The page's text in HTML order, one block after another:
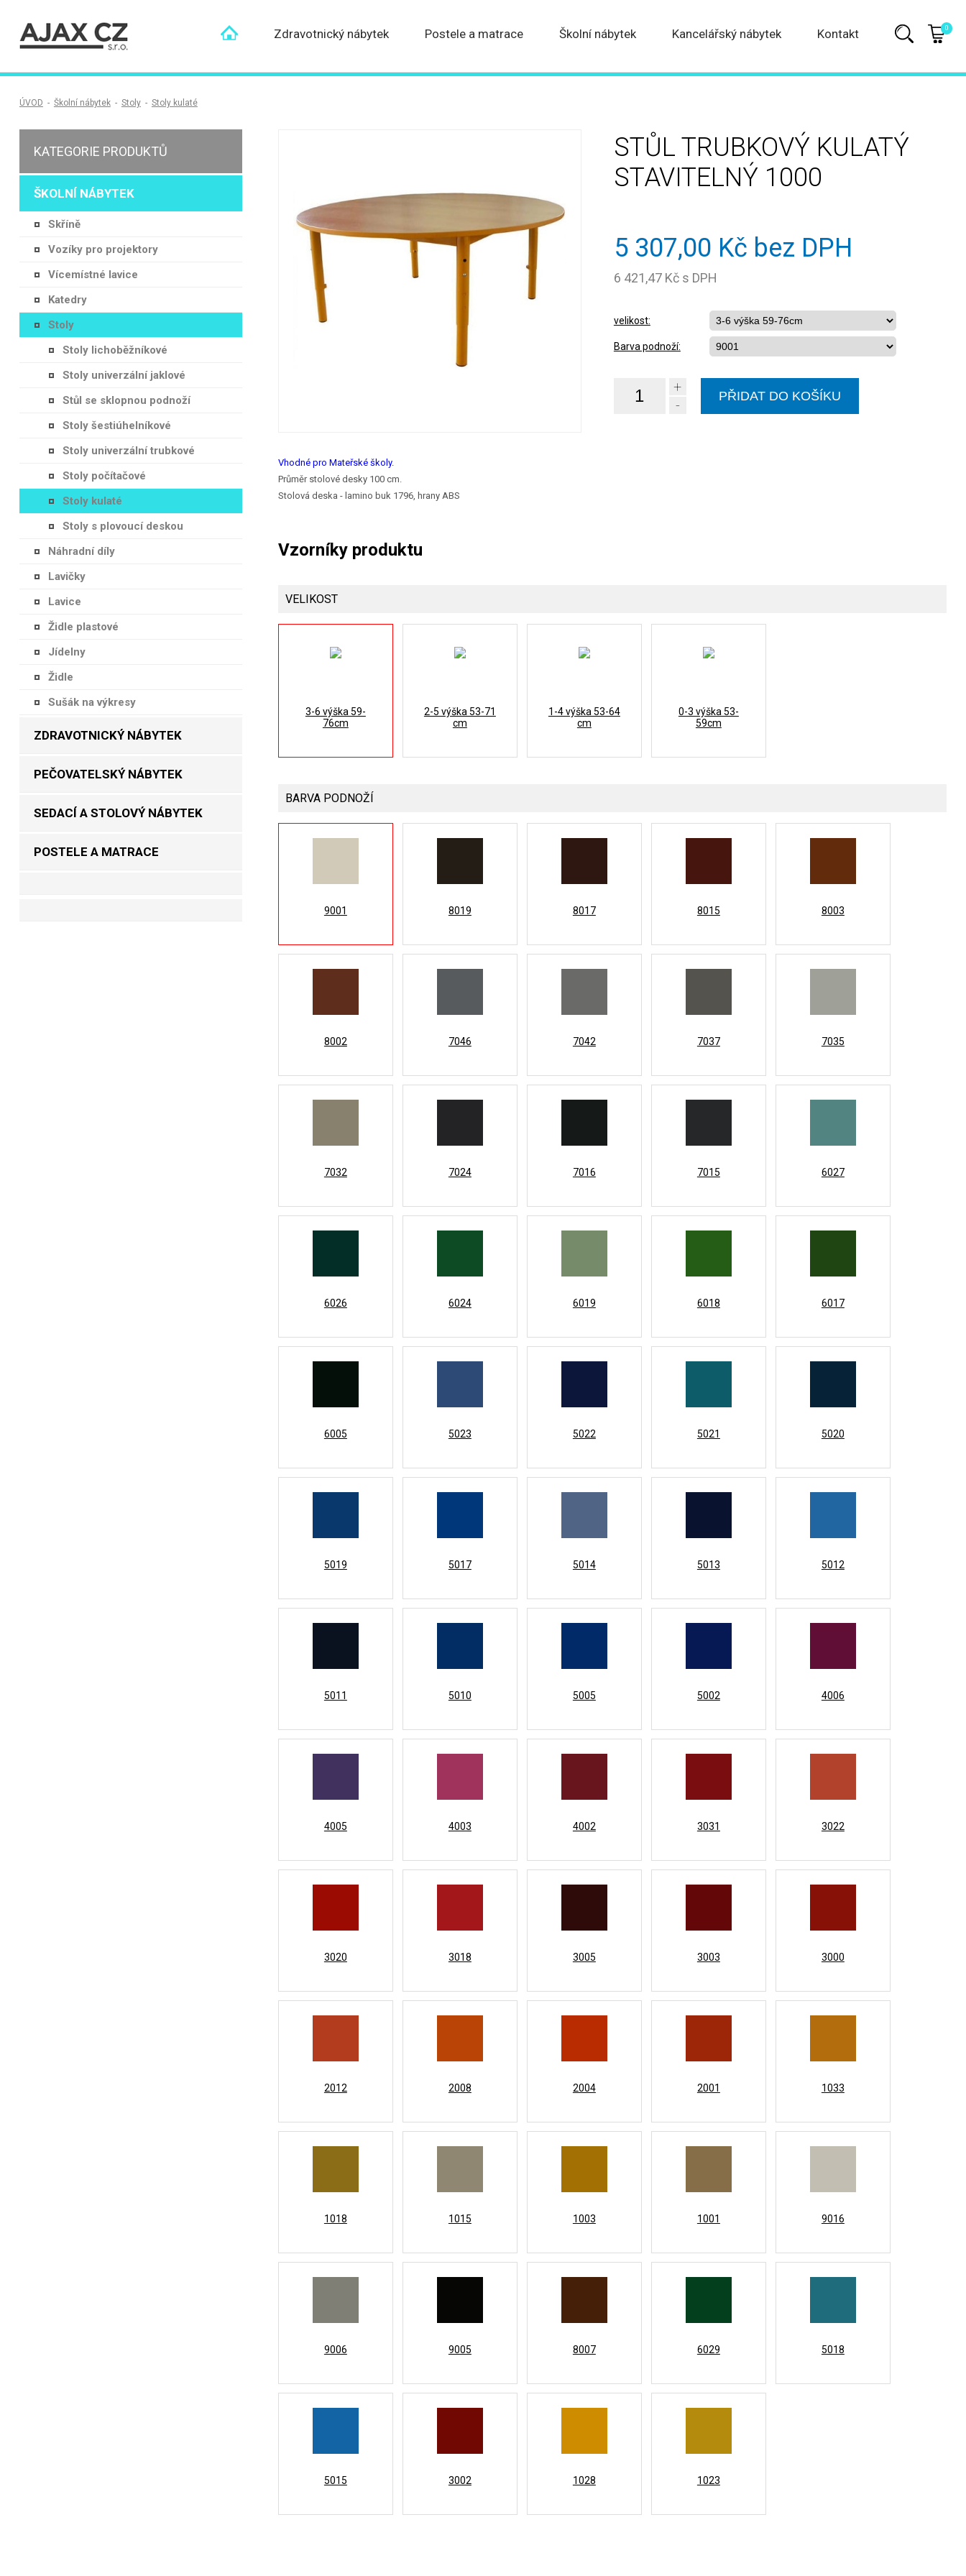
0
Zdravotnický nábytek Postele a matrace Školní nábytek Kancelářský nábytek Kontakt
ÚVOD - Školní nábytek - Stoly - Stoly kulaté
KATEGORIE PRODUKTŮ
ŠKOLNÍ NÁBYTEK
Skříně
Vozíky pro projektory
Vícemístné lavice
Katedry
Stoly
Stoly lichoběžníkové
Stoly univerzální jaklové
Stůl se sklopnou podnoží
Stoly šestiúhelníkové
Stoly univerzální trubkové
Stoly počítačové
Stoly kulaté
Stoly s plovoucí deskou
Náhradní díly
Lavičky
Lavice
Židle plastové
Jídelny
Židle
Sušák na výkresy
ZDRAVOTNICKÝ NÁBYTEK
PEČOVATELSKÝ NÁBYTEK
SEDACÍ A STOLOVÝ NÁBYTEK
POSTELE A MATRACE
STŮL TRUBKOVÝ KULATÝ
STAVITELNÝ 1000
5 307,00 Kč bez DPH
6 421,47 Kč s DPH
velikost:
Barva podnoží:
+
-
Vhodné pro Mateřské školy.
Průměr stolové desky 100 cm.
Stolová deska - lamino buk 1796, hrany ABS
Vzorníky produktu
VELIKOST
3-6 výška 59-
76cm
2-5 výška 53-71
cm
1-4 výška 53-64
cm
0-3 výška 53-
59cm
BARVA PODNOŽÍ
9001 8019 8017 8015 8003
8002 7046 7042 7037 7035
7032 7024 7016 7015 6027
6026 6024 6019 6018 6017
6005 5023 5022 5021 5020
5019 5017 5014 5013 5012
5011 5010 5005 5002 4006
4005 4003 4002 3031 3022
3020 3018 3005 3003 3000
2012 2008 2004 2001 1033
1018 1015 1003 1001 9016
9006 9005 8007 6029 5018
5015 3002 1028 1023